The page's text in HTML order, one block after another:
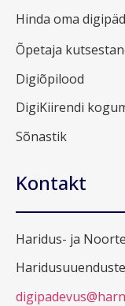
Hinda oma
Õpetaja
Digiõpilood
DigiKiirendi
Sõnastik
Kontakt
Haridus- ja